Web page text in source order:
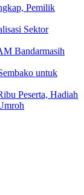
Pemilik
Sektor
Bandarmasih
untuk
Peserta, Hadiah